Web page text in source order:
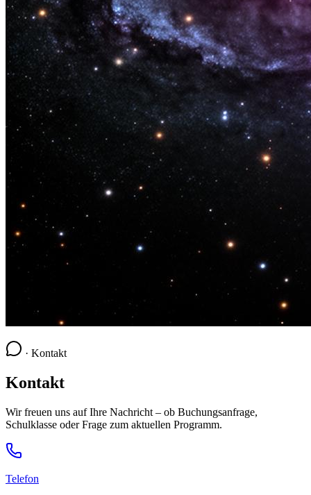
· Kontakt
Kontakt
Wir freuen uns auf Ihre Nachricht – ob Buchungsanfrage,
Schulklasse oder Frage zum aktuellen Programm.
Telefon